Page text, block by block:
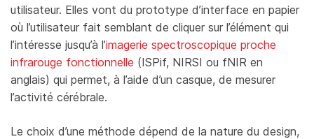
utilisateur. Elles vont du prototype d’interface en papier
où l’utilisateur fait semblant de cliquer sur l’élément qui
l’intéresse jusqu’à l’imagerie spectroscopique proche
infrarouge fonctionnelle (ISPif, NIRSI ou fNIR en
anglais) qui permet, à l’aide d’un casque, de mesurer
l’activité cérébrale.
Le choix d’une méthode dépend de la nature du design,